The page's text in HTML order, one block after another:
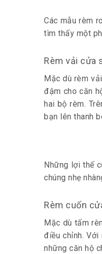
Các mẫu rèm
tìm thấy một
Rèm vải cửa
Mặc dù rèm
đậm cho căn
hai bộ rèm.
bạn lên thanh
Những lợi thế
chúng nhẹ
Rèm cuốn
Mặc dù tấm
điều chỉnh.
những căn hộ